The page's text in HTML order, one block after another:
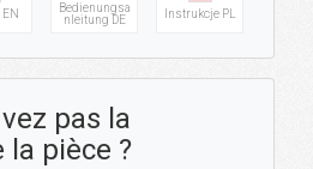
Bedienungsa
nleitung DE
Instrukcje PL
pas la
la pièce ?